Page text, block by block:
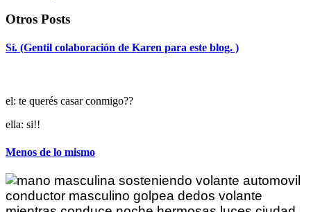
Otros Posts
Sí. (Gentil colaboración de Karen para este blog. )
el: te querés casar conmigo??
ella: si!!
Menos de lo mismo